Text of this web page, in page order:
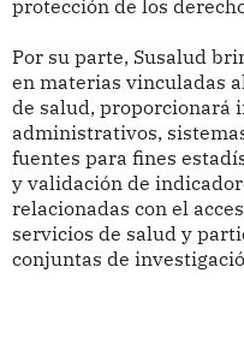
protección de los
Por su parte, Susalud
en materias vinculadas
de salud, proporcionará
administrativos,
fuentes para fines
y validación de
relacionadas con el
servicios de salud y
conjuntas de